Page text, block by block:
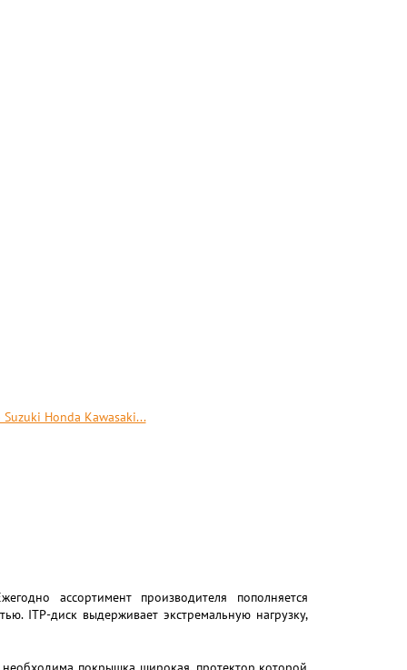
Honda Kawasaki...
ассортимент производителя пополняется
ITP-диск выдерживает экстремальную нагрузку,